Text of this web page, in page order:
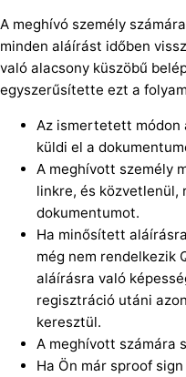
A meghívó személy
minden aláírást időben
való alacsony küszöbű
egyszerűsítette ezt a
Az ismertetett módon
küldi el a
A meghívott személy
linkre, és közvetlenül,
dokumentumot.
Ha minősített
még nem rendelkezik
aláírásra való
regisztráció utáni
keresztül.
A meghívott számára
Ha Ön már sproof